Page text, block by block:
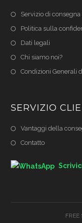
Servizio di consegna
Politica sulla
Dati legali
Chi siamo noi?
Condizioni Generali
SERVIZIO
Vantaggi della
Contatto